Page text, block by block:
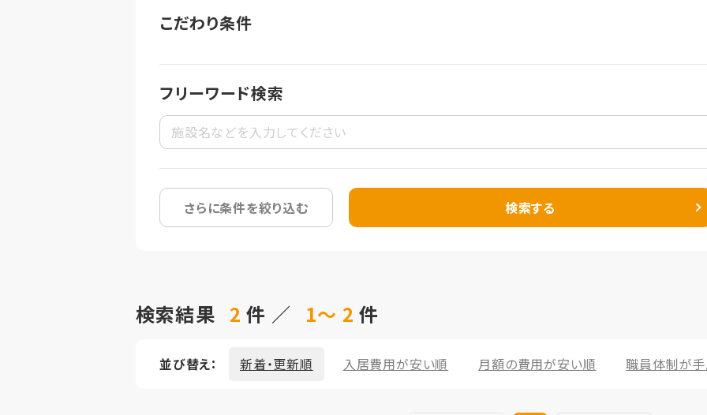
こだわり条件
フリーワード検索
さらに条件を絞り込む 検索する
検索結果 2件 ／ 1～ 2件
並び替え： 新着・更新順 入居費用が安い順 月額の費用が安い順 職員体制が